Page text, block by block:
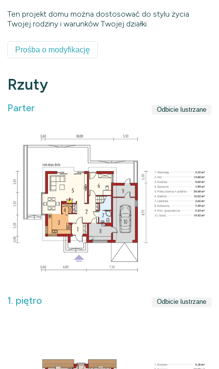
Ten projekt domu można dostosować do stylu życia
Twojej rodziny i warunków Twojej działki.
Prośba o modyfikację
Rzuty
Parter Odbicie lustrzane
1. piętro Odbicie lustrzane